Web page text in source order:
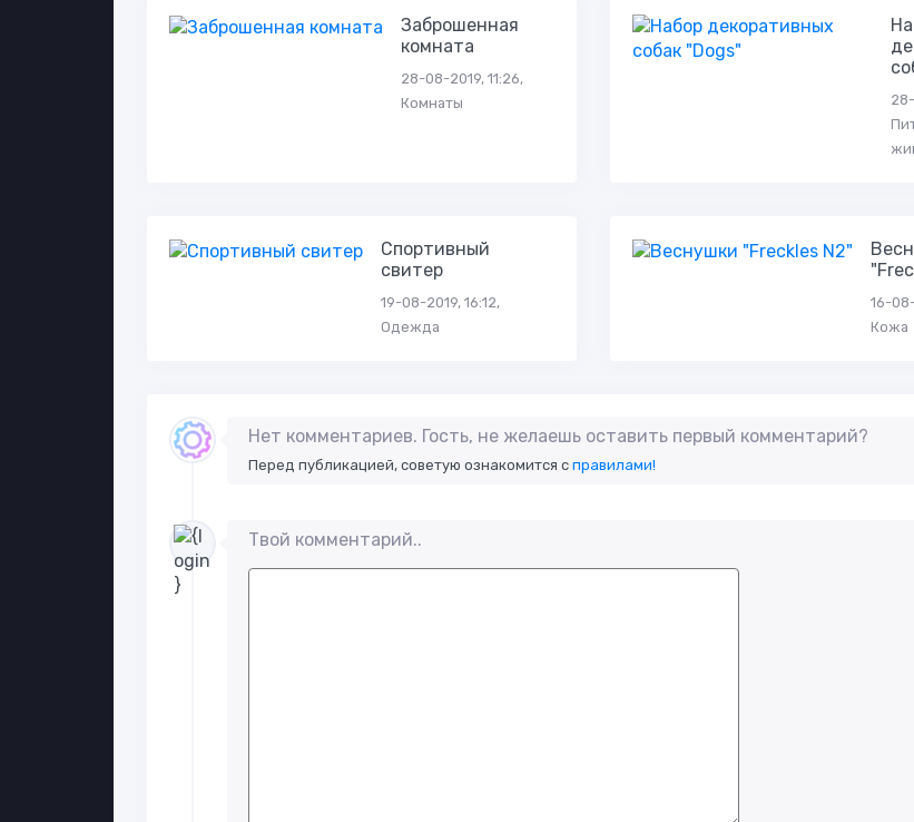
Заброшенная
комната
28-08-2019, 11:26,
Комнаты
Спортивный
свитер
19-08-2019, 16:12,
Одежда
16-
Кожа
Нет комментариев. Гость, не желаешь оставить первый комментарий?
Перед публикацией, советую ознакомится справилами!
Твой комментарий..